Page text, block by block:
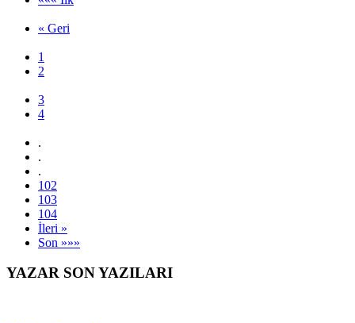
YENİLENDİ VE
ŞENLİKLERLE AÇILDI
büyüklüğünde çocuk oyun alanları ve yaklaşık 11 bin
metrekarelik yeşil alanda iyileştirmeler yaptık.
««« İlk
« Geri
1